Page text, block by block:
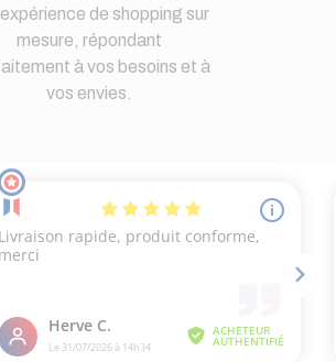
de shopping sur
mesure, répondant
à vos besoins et à
vos envies.